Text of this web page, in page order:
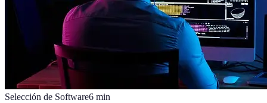
Selección de Software6 min